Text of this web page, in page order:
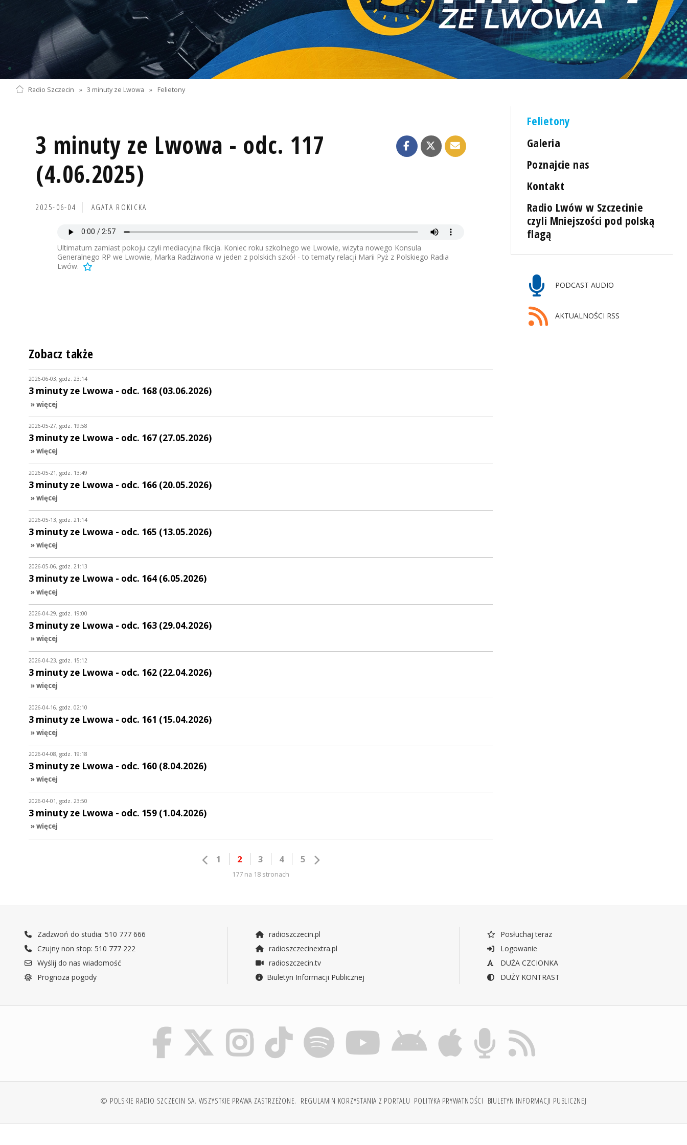
Radio Szczecin » 3 minuty ze Lwowa » Felietony
3 minuty ze Lwowa - odc. 117
(4.06.2025)
2025-06-04 AGATA ROKICKA
Ultimatum zamiast pokoju czyli mediacyjna fikcja. Koniec roku szkolnego we Lwowie, wizyta nowego Konsula
Generalnego RP we Lwowie, Marka Radziwona w jeden z polskich szkół - to tematy relacji Marii Pyż z Polskiego Radia
Lwów.
Felietony
Galeria
Poznajcie nas
Kontakt
Radio Lwów w Szczecinie
czyli Mniejszości pod polską
flagą
PODCAST AUDIO
AKTUALNOŚCI RSS
Zobacz także
2026-06-03, godz. 23:14
3 minuty ze Lwowa - odc. 168 (03.06.2026)
» więcej
2026-05-27, godz. 19:58
3 minuty ze Lwowa - odc. 167 (27.05.2026)
» więcej
2026-05-21, godz. 13:49
3 minuty ze Lwowa - odc. 166 (20.05.2026)
» więcej
2026-05-13, godz. 21:14
3 minuty ze Lwowa - odc. 165 (13.05.2026)
» więcej
2026-05-06, godz. 21:13
3 minuty ze Lwowa - odc. 164 (6.05.2026)
» więcej
2026-04-29, godz. 19:00
3 minuty ze Lwowa - odc. 163 (29.04.2026)
» więcej
2026-04-23, godz. 15:12
3 minuty ze Lwowa - odc. 162 (22.04.2026)
» więcej
2026-04-16, godz. 02:10
3 minuty ze Lwowa - odc. 161 (15.04.2026)
» więcej
2026-04-08, godz. 19:18
3 minuty ze Lwowa - odc. 160 (8.04.2026)
» więcej
2026-04-01, godz. 23:50
3 minuty ze Lwowa - odc. 159 (1.04.2026)
» więcej
1 2 3 4 5
177 na 18 stronach
Zadzwoń do studia: 510 777 666
Czujny non stop: 510 777 222
Wyślij do nas wiadomość
Prognoza pogody
radioszczecin.pl
radioszczecinextra.pl
radioszczecin.tv
Biuletyn Informacji Publicznej
Posłuchaj teraz
Logowanie
DUŻA CZCIONKA
DUŻY KONTRAST
© POLSKIE RADIO SZCZECIN SA. WSZYSTKIE PRAWA ZASTRZEŻONE. REGULAMIN KORZYSTANIA Z PORTALU POLITYKA PRYWATNOŚCI BIULETYN INFORMACJI PUBLICZNEJ